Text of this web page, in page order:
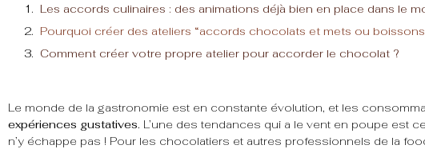
Les accords culinaires : des animations déjà bien en place dans le
Pourquoi créer des ateliers “accords chocolats et mets ou
Comment créer votre propre atelier pour accorder le chocolat ?
Le monde de la gastronomie est en constante évolution, et les
expériences gustatives. L’une des tendances qui a le vent en poupe est
n’y échappe pas ! Pour les chocolatiers et autres professionnels de la